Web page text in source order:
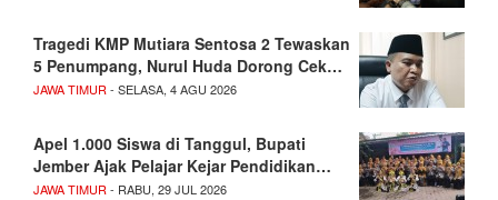
Tragedi KMP Mutiara Sentosa 2 Tewaskan
5 Penumpang, Nurul Huda Dorong Cek…
JAWA TIMUR - SELASA, 4 AGU 2026
Apel 1.000 Siswa di Tanggul, Bupati
Jember Ajak Pelajar Kejar Pendidikan…
JAWA TIMUR - RABU, 29 JUL 2026